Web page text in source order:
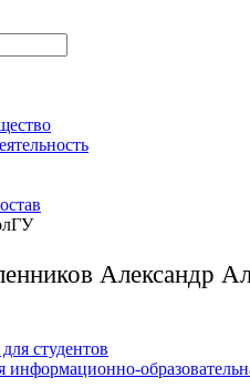
Александр
студентов
информационно-